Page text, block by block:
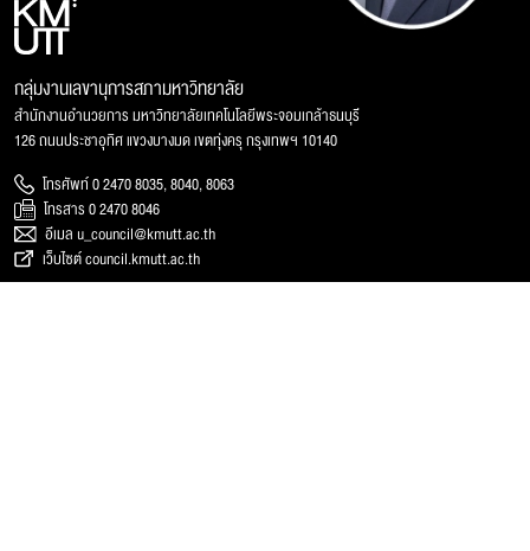
กลุ่มงานเลขานุการสภามหาวิทยาลัย
สำนักงานอำนวยการ มหาวิทยาลัยเทคโนโลยีพระจอมเกล้าธนบุรี
126 ถนนประชาอุทิศ แขวงบางมด เขตทุ่งครุ กรุงเทพฯ 10140
โทรศัพท์ 0 2470 8035, 8040, 8063
โทรสาร 0 2470 8046
อีเมล u_council@kmutt.ac.th
เว็บไซต์ council.kmutt.ac.th